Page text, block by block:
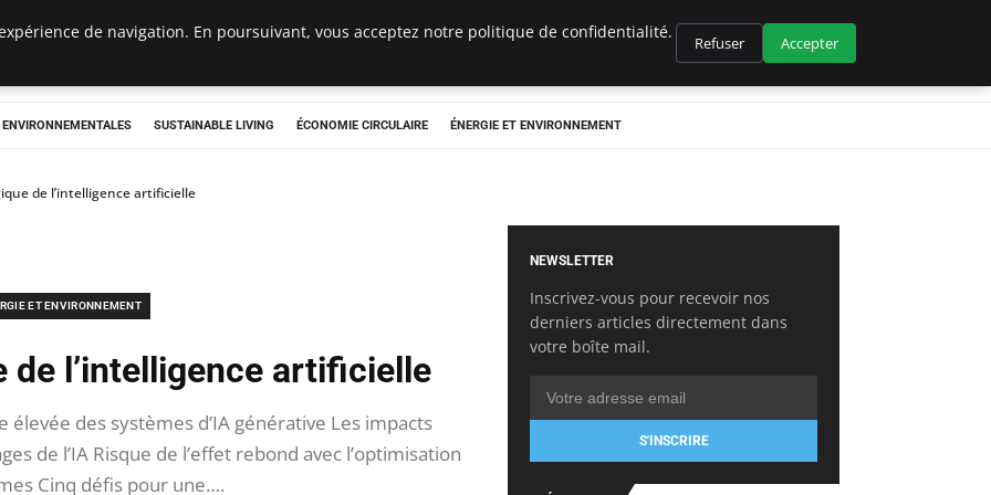
SUSTAINABLE LIVING ÉCONOMIE CIRCULAIRE ÉNERGIE ET ENVIRONNEMENT
de l’intelligence artificielle
ET ENVIRONNEMENT
de l’intelligence artificielle
élevée des systèmes d’IA générative Les impacts
de l’IA Risque de l’effet rebond avec l’optimisation
Cinq défis pour une….
NEWSLETTER
Inscrivez-vous pour recevoir nos
derniers articles directement dans
votre boîte mail.
S'INSCRIRE
de navigation. En poursuivant, vous acceptez notre politique de confidentialité.
Refuser Accepter